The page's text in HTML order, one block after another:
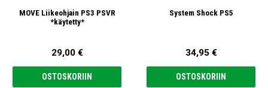
MOVE Liikeohjain PS3 PSVR
*käytetty*
29,00 €
OSTOSKORIIN
System Shock PS5
34,95 €
OSTOSKORIIN